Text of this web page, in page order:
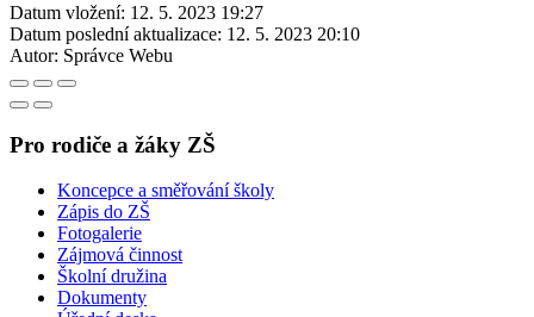
Datum vložení: 12. 5. 2023 19:27
Datum poslední aktualizace: 12. 5. 2023 20:10
Autor: Správce Webu
Pro rodiče a žáky ZŠ
Koncepce a směřování školy
Zápis do ZŠ
Fotogalerie
Zájmová činnost
Školní družina
Dokumenty